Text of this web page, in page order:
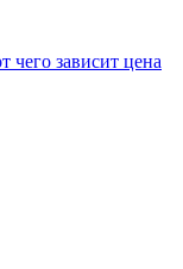
чего зависит цена